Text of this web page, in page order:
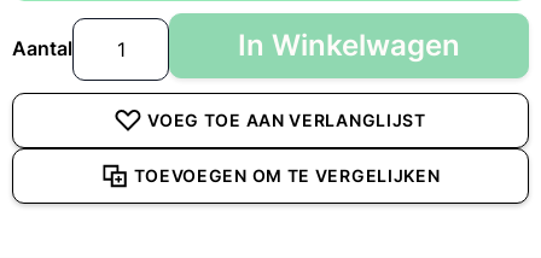
Aantal In Winkelwagen
VOEG TOE AAN VERLANGLIJST
TOEVOEGEN OM TE VERGELIJKEN